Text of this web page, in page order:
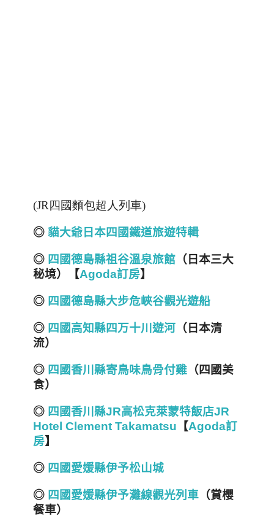
(JR四國麵包超人列車)
◎ 貓大爺日本四國鐵道旅遊特輯
◎ 四國德島縣祖谷溫泉旅館 （ 日本三大
秘境） 【Agoda訂房】
◎ 四國德島縣大步危峽谷觀光遊船
◎ 四國高知縣四万十川遊河 （日本清
流）
◎ 四國香川縣寄鳥味鳥骨付雞 （四國美
食）
◎ 四國香川縣JR高松克萊蒙特飯店JR
Hotel Clement Takamatsu 【Agoda訂
房】
◎ 四國愛媛縣伊予松山城
◎ 四國愛媛縣伊予灘線觀光列車 （賞櫻
餐車）